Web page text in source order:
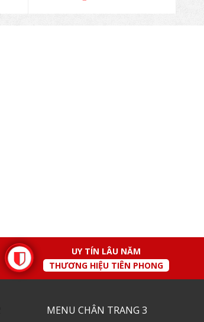
UY TÍN LÂU NĂM
THƯƠNG HIỆU TIÊN PHONG
MENU CHÂN TRANG 3